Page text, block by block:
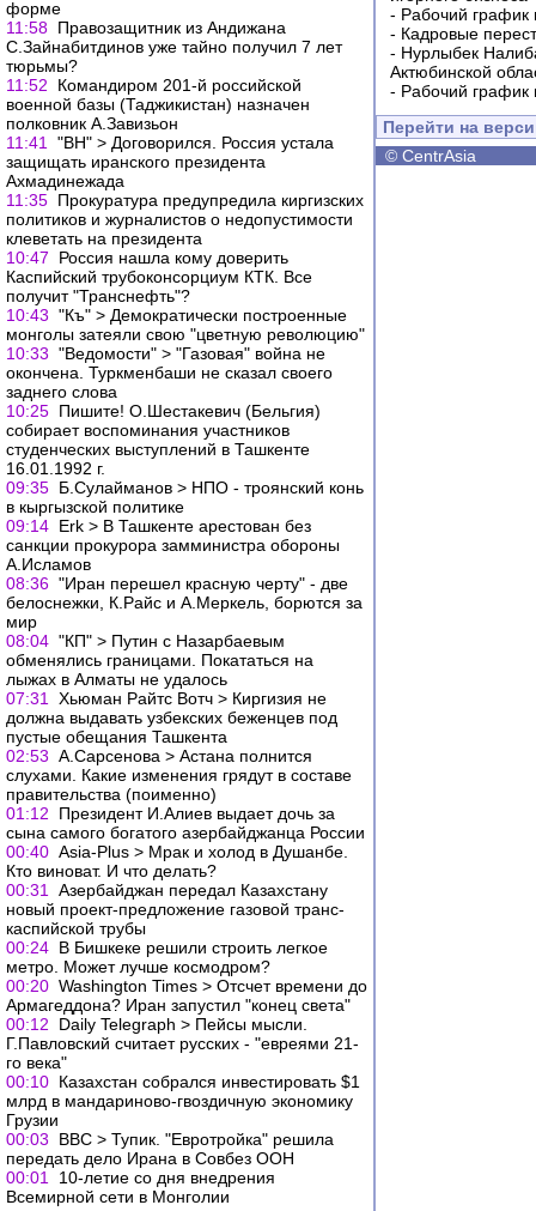
форме
11:58 Правозащитник из Андижана
С.Зайнабитдинов уже тайно получил 7 лет
тюрьмы?
11:52
Командиром 201-й российской
военной базы (Таджикистан) назначен
полковник А.Завизьон
11:41
"ВН" > Договорился. Россия устала
защищать иранского президента
Ахмадинежада
11:35 Прокуратура предупредила киргизских
политиков и журналистов о недопустимости
клеветать на президента
10:47
Россия нашла кому доверить
Каспийский трубоконсорциум КТК. Все
получит "Транснефть"?
10:43 "Къ" > Демократически построенные
монголы затеяли свою "цветную революцию"
10:33 "Ведомости" > "Газовая" война не
окончена. Туркменбаши не сказал своего
заднего слова
10:25 Пишите! О.Шестакевич (Бельгия)
собирает воспоминания участников
студенческих выступлений в Ташкенте
16.01.1992 г.
09:35 Б.Сулайманов > НПО - троянский конь
в кыргызской политике
09:14 Erk > В Ташкенте арестован без
санкции прокурора замминистра обороны
А.Исламов
08:36 "Иран перешел красную черту" - две
белоснежки, К.Райс и А.Меркель, борются за
мир
08:04 "КП" > Путин с Назарбаевым
обменялись границами. Покататься на
лыжах в Алматы не удалось
07:31
Хьюман Райтс Вотч > Киргизия не
должна выдавать узбекских беженцев под
пустые обещания Ташкента
02:53 А.Сарсенова > Астана полнится
слухами. Какие изменения грядут в составе
правительства (поименно)
01:12
Президент И.Алиев выдает дочь за
сына самого богатого азербайджанца России
00:40 Asia-Plus > Мрак и холод в Душанбе.
Кто виноват. И что делать?
00:31
Азербайджан передал Казахстану
новый проект-предложение газовой транс-
каспийской трубы
00:24 В Бишкеке решили строить легкое
метро. Может лучше космодром?
00:20 Washington Times > Отсчет времени до
Армагеддона? Иран запустил "конец света"
00:12
Daily Telegraph > Пейсы мысли.
Г.Павловский считает русских - "евреями 21-
го века"
00:10 Казахстан собрался инвестировать $1
млрд в мандариново-гвоздичную экономику
Грузии
00:03
ВВС > Тупик. "Евротройка" решила
передать дело Ирана в Совбез ООН
00:01
10-летие со дня внедрения
Всемирной сети в Монголии
- Рабочий график
- Кадровые
- Нурлыбек
Актюбинской
- Рабочий график
Перейти на
© CentrAsia